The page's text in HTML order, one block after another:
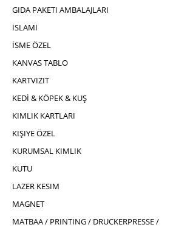
GIDA PAKETI AMBALAJLARI
İSLAMİ
İSME ÖZEL
KANVAS TABLO
KARTVIZIT
KEDİ & KÖPEK & KUŞ
KIMLIK KARTLARI
KIŞIYE ÖZEL
KURUMSAL KIMLIK
KUTU
LAZER KESIM
MAGNET
MATBAA / PRINTING / DRUCKERPRESSE /